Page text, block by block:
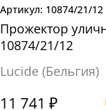
10874/21/12
Прожектор
10874/21/12
Lucide (Бельгия)
11 741 ₽